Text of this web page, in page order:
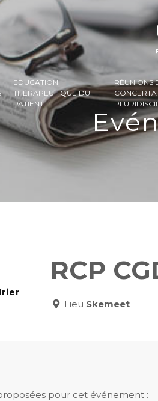
EDUCATION
THÉRAPEUTIQUE DU
PATIENT
RÉUNIONS
RCP
Lieu Skemeet
pour cet événement :